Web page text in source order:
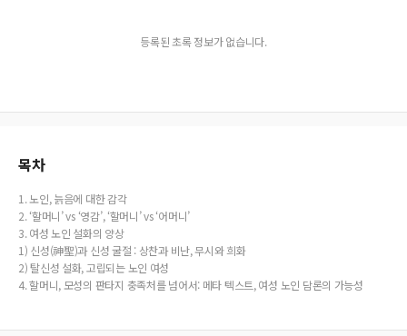
등록된 초록 정보가 없습니다.
목차
1. 노인, 늙음에 대한 감각
2. ‘할머니’ vs ‘영감’, ‘할머니’ vs ‘어머니’
3. 여성 노인 설화의 양상
1) 신성(神聖)과 신성 굴절 : 상찬과 비난, 무시와 희화
2) 탈신성 설화, 고립되는 노인 여성
4. 할머니, 모성의 판타지 충족처를 넘어서: 메타 텍스트, 여성 노인 담론의 가능성